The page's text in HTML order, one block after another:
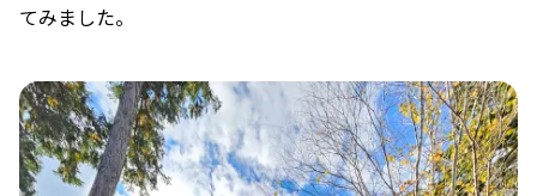
てみました。